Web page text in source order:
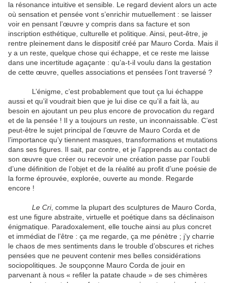
la résonance intuitive et sensible. Le regard devient alors un acte
où sensation et pensée vont s’enrichir mutuellement : se laisser
voir en pensant l’œuvre y compris dans sa facture et son
inscription esthétique, culturelle et politique. Ainsi, peut-être, je
rentre pleinement dans le dispositif créé par Mauro Corda. Mais il
y a un reste, quelque chose qui échappe, et ce reste me laisse
dans une incertitude agaçante : qu’a-t-il voulu dans la gestation
de cette œuvre, quelles associations et pensées l’ont traversé ?
L’énigme, c’est probablement que tout ça lui échappe
aussi et qu’il voudrait bien que je lui dise ce qu’il a fait là, au
besoin en ajoutant un peu plus encore de provocation du regard
et de la pensée ! Il y a toujours un reste, un inconnaissable. C’est
peut-être le sujet principal de l’œuvre de Mauro Corda et de
l’importance qu’y tiennent masques, transformations et mutations
dans ses figures. Il sait, par contre, et je l’apprends au contact de
son œuvre que créer ou recevoir une création passe par l’oubli
d’une définition de l’objet et de la réalité au profit d’une poésie de
la forme éprouvée, explorée, ouverte au monde. Regarde
encore !
Le Cri, comme la plupart des sculptures de Mauro Corda,
est une figure abstraite, virtuelle et poétique dans sa déclinaison
énigmatique. Paradoxalement, elle touche ainsi au plus concret
et immédiat de l’être : ça me regarde, ça me pénètre ; j’y charrie
le chaos de mes sentiments dans le trouble d’obscures et riches
pensées que ne peuvent contenir mes belles considérations
sociopolitiques. Je soupçonne Mauro Corda de jouir en
parvenant à nous « refiler la patate chaude » de ses chimères